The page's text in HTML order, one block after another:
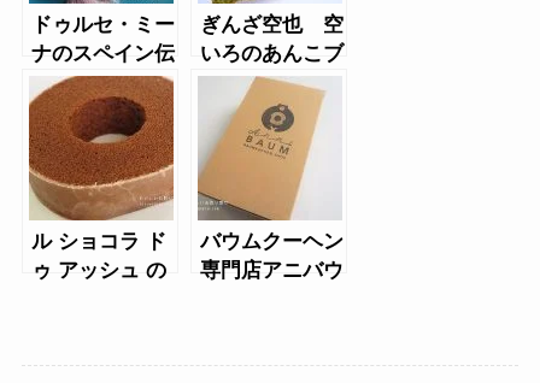
ドゥルセ・ミー
ナのスペイン伝
統焼き菓子
ぎんざ空也 空
いろのあんこブ
ラウニー
ル ショコラ ド
ゥ アッシュ の
バウムクーヘン
専門店アニバウ